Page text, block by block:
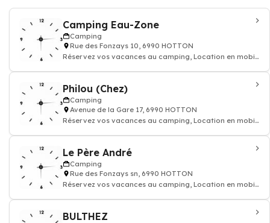
Camping Eau-Zone
Camping
Rue des Fonzays 10, 6990 HOTTON
Réservez vos vacances au camping, Location en mobil-
Philou (Chez)
Camping
Avenue de la Gare 17, 6990 HOTTON
Réservez vos vacances au camping, Location en mobil-
Le Père André
Camping
Rue des Fonzays sn, 6990 HOTTON
Réservez vos vacances au camping, Location en mobil-
BULTHEZ